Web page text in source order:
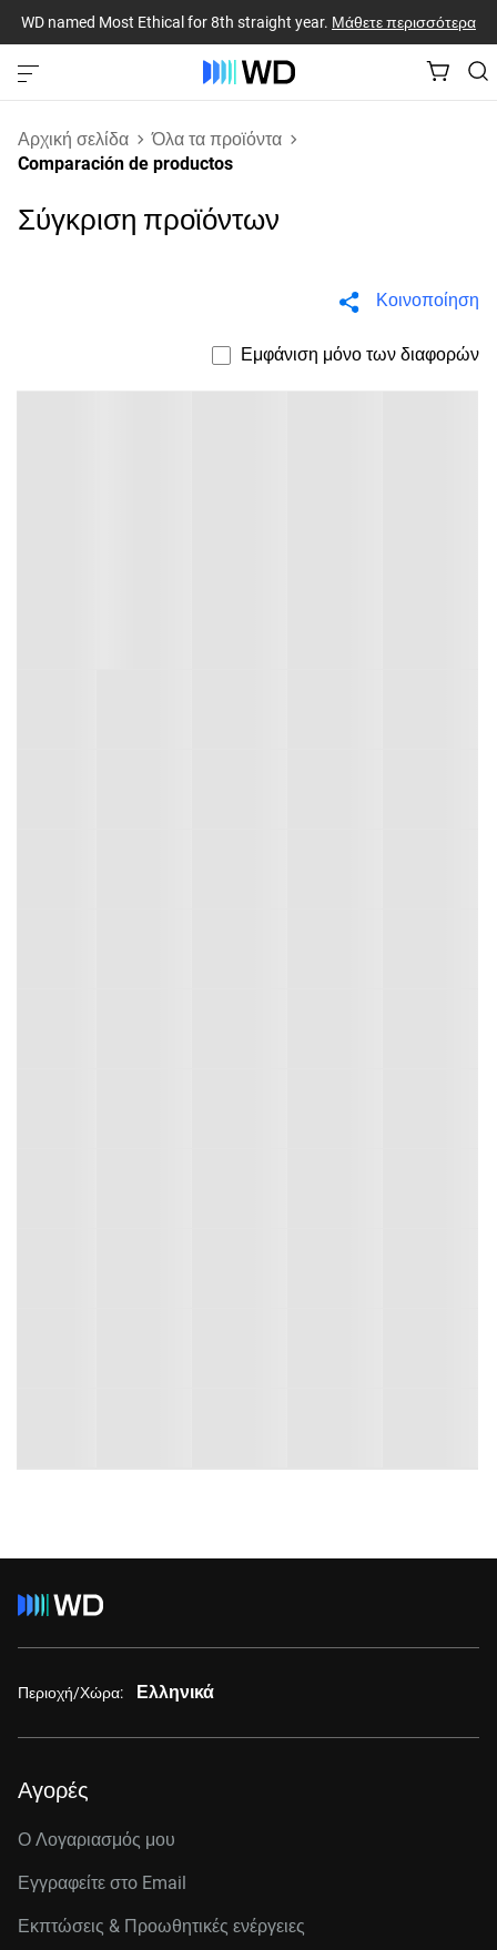
WD named Most Ethical for 8th straight year. Μάθετε περισσότερα
Αρχική σελίδα
Όλα τα προϊόντα
Comparación de productos
Σύγκριση προϊόντων
Κοινοποίηση
Εμφάνιση μόνο των διαφορών
Περιοχή/Χώρα: Ελληνικά
Αγορές
Ο Λογαριασμός μου
Εγγραφείτε στo Email
Εκπτώσεις & Προωθητικές ενέργειες